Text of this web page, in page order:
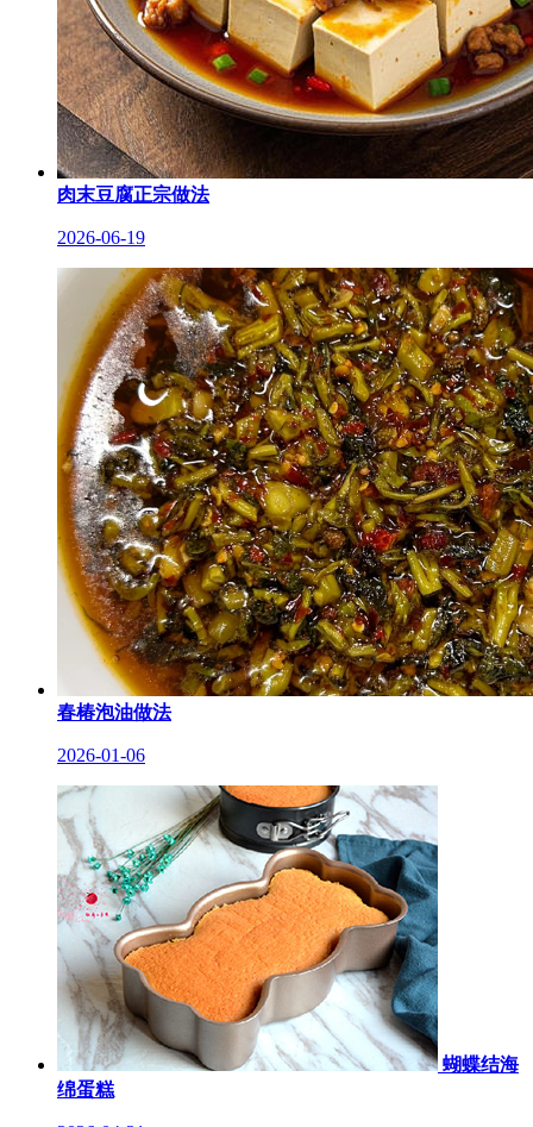
肉末豆腐正宗做法
2026-06-19
春椿泡油做法
2026-01-06
蝴蝶结海
绵蛋糕